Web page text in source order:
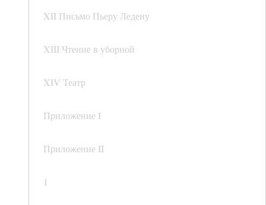
XII Письмо Пьеру Ледену
XIII Чтение в уборной
XIV Театр
Приложение I
Приложение II
1